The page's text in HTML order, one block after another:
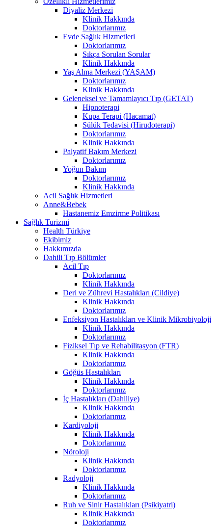
Diyaliz Merkezi
Klinik Hakkında
Doktorlarımız
Evde Sağlık Hizmetleri
Doktorlarımız
Sıkça Sorulan Sorular
Klinik Hakkında
Yaş Alma Merkezi (YAŞAM)
Doktorlarımız
Klinik Hakkında
Geleneksel ve Tamamlayıcı Tıp (GETAT)
Hipnoterapi
Kupa Terapi (Hacamat)
Sülük Tedavisi (Hirudoterapi)
Doktorlarımız
Klinik Hakkında
Palyatif Bakım Merkezi
Doktorlarımız
Yoğun Bakım
Doktorlarımız
Klinik Hakkında
Acil Sağlık Hizmetleri
Anne&Bebek
Hastanemiz Emzirme Politikası
Sağlık Turizmi
Health Türkiye
Ekibimiz
Hakkımızda
Dahili Tıp Bölümler
Acil Tıp
Doktorlarımız
Klinik Hakkında
Deri ve Zührevi Hastalıkları (Cildiye)
Klinik Hakkında
Doktorlarımız
Enfeksiyon Hastalıkları ve Klinik Mikrobiyoloji
Klinik Hakkında
Doktorlarımız
Fiziksel Tıp ve Rehabilitasyon (FTR)
Klinik Hakkında
Doktorlarımız
Göğüs Hastalıkları
Klinik Hakkında
Doktorlarımız
İç Hastalıkları (Dahiliye)
Klinik Hakkında
Doktorlarımız
Kardiyoloji
Klinik Hakkında
Doktorlarımız
Nöroloji
Klinik Hakkında
Doktorlarımız
Radyoloji
Klinik Hakkında
Doktorlarımız
Ruh ve Sinir Hastalıkları (Psikiyatri)
Klinik Hakkında
Doktorlarımız